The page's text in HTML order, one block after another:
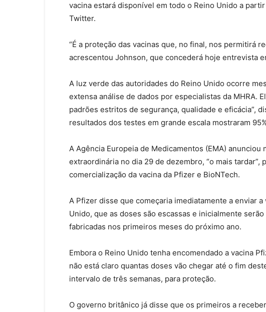
vacina estará disponível em todo o Reino Unido a
Twitter.
“É a proteção das vacinas que, no final, nos permitirá
acrescentou Johnson, que concederá hoje entrevista
A luz verde das autoridades do Reino Unido ocorre
extensa análise de dados por especialistas da MHRA.
padrões estritos de segurança, qualidade e eficácia”,
resultados dos testes em grande escala mostraram
A Agência Europeia de Medicamentos (EMA)
extraordinária no dia 29 de dezembro, “o mais tardar”,
comercialização da vacina da Pfizer e BioNTech.
A Pfizer disse que começaria imediatamente a enviar
Unido, que as doses são escassas e inicialmente
fabricadas nos primeiros meses do próximo ano.
Embora o Reino Unido tenha encomendado a vacina
não está claro quantas doses vão chegar até o fim
intervalo de três semanas, para proteção.
O governo britânico já disse que os primeiros a